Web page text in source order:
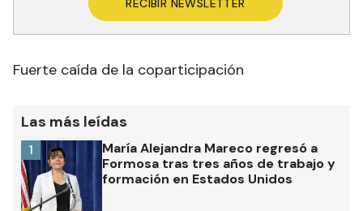
RECIBIR NEWSLETTER
Fuerte caída de la coparticipación
Las más leídas
María Alejandra Mareco regresó a
Formosa tras tres años de trabajo y
formación en Estados Unidos
1